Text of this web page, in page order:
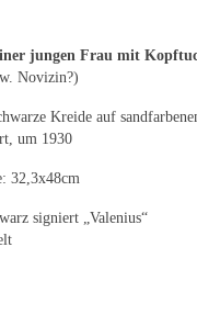
jungen Frau mit
Novizin?)
Kreide auf
um 1930
32,3x48cm
signiert „Valenius“